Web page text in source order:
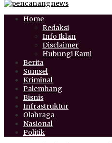
Home
Redaksi
Info Iklan
Disclaimer
Hubungi Kami
Berita
Sumsel
Kriminal
Palembang
Bisnis
Infrastruktur
Olahraga
Nasional
Politik